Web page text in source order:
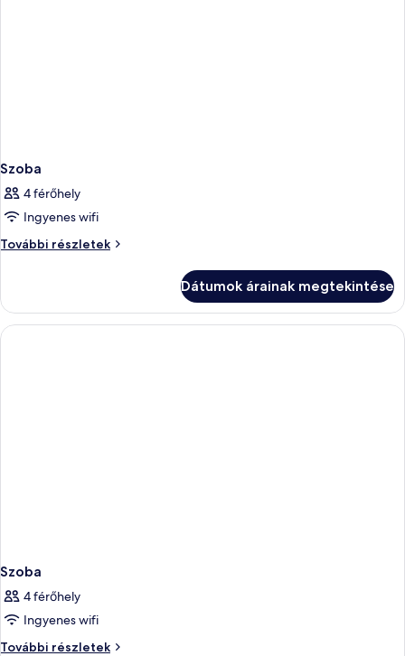
Szoba
4 férőhely
Ingyenes wifi
További részletek
Szoba
Dátumok árainak megtekintése
Szoba
4 férőhely
Ingyenes wifi
További részletek
Szoba